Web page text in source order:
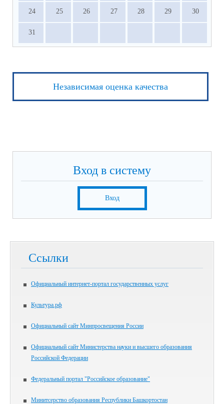
24 25 26 27 28 29 30
31
Независимая оценка качества
Вход в систему
Вход
Ссылки
Официальный интернет-портал государственных услуг
Культура.рф
Официальный сайт Минпросвещения России
Официальный сайт Министерства науки и высшего образования
Российской Федерации
Федеральный портал "Российское образование"
Минитсерство образования Республики Башкортостан